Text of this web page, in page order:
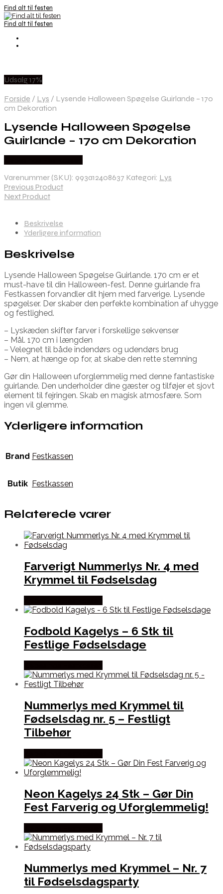
Find alt til festen
Find alt til festen
Udsalg 17%
Forside / Lys / Lysende Halloween Spøgelse Guirlande – 170
cm Dekoration
Lysende Halloween Spøgelse
Guirlande – 170 cm Dekoration
Varenummer (SKU): 993a12408637 Kategori: Lys
Previous Product
Next Product
Beskrivelse
Yderligere information
Beskrivelse
Lysende Halloween Spøgelse Guirlande. 170 cm er et
must-have til din Halloween-fest. Denne guirlande fra
Festkassen forvandler dit hjem med farverige. Lysende
spøgelser. Der skaber den perfekte kombination af uhygge
og festlighed.
– Lyskæden skifter farver i forskellige sekvenser
– Mål. 170 cm i længden
– Velegnet til både indendørs og udendørs brug
– Nem, at hænge op for, at skabe den rette stemning
Gør din Halloween uforglemmelig med denne fantastiske
guirlande. Den underholder dine gæster og tilføjer et sjovt
element til fejringen. Skab en magisk atmosfære. Som
ingen vil glemme.
Yderligere information
Brand Festkassen
Butik Festkassen
Relaterede varer
Farverigt Nummerlys Nr. 4 med
Krymmel til Fødselsdag
Fodbold Kagelys – 6 Stk til
Festlige Fødselsdage
Nummerlys med Krymmel til
Fødselsdag nr. 5 – Festligt
Tilbehør
Neon Kagelys 24 Stk – Gør Din
Fest Farverig og Uforglemmelig!
Nummerlys med Krymmel – Nr. 7
til Fødselsdagsparty